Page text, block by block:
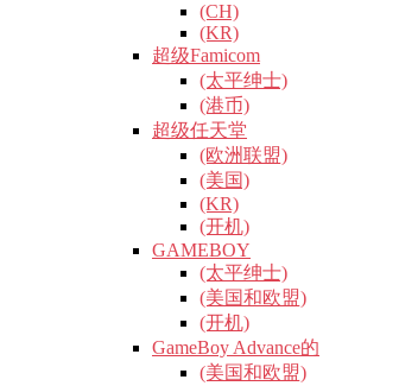
(CH)
(KR)
超级Famicom
(太平绅士)
(港币)
超级任天堂
(欧洲联盟)
(美国)
(KR)
(开机)
GAMEBOY
(太平绅士)
(美国和欧盟)
(开机)
GameBoy Advance的
(美国和欧盟)